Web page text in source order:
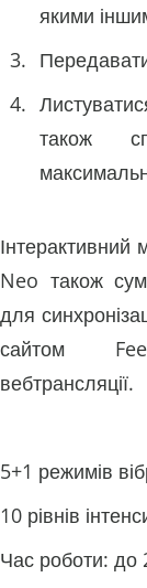
якими
також
Neo також
для
сайтом
вебтрансляції.
5+1 режимів
10 рівнів
Час роботи: до